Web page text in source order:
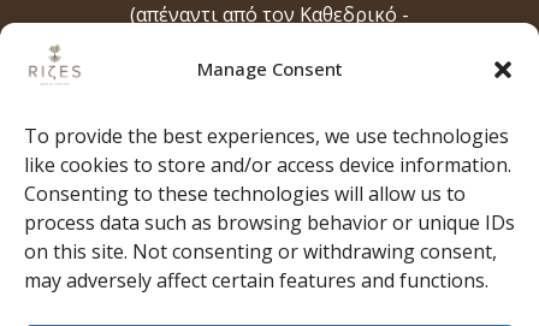
Manage Consent
To provide the best experiences, we use technologies
like cookies to store and/or access device information.
Consenting to these technologies will allow us to
process data such as browsing behavior or unique IDs
on this site. Not consenting or withdrawing consent,
may adversely affect certain features and functions.
(απέναντι από τον Καθεδρικό -
12:00 μ.μ. - 1:00 π.μ., για μεσημεριανό,
βραδινό, ποτά και κοκτέιλ